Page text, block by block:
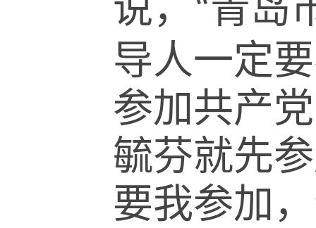
“
导人一定
参加共产
毓芬就先
要我参加